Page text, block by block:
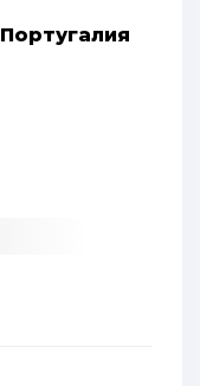
Португалия